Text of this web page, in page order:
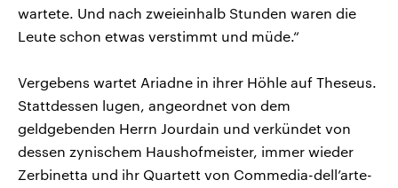
wartete. Und nach zweieinhalb Stunden waren die
Leute schon etwas verstimmt und müde.“
Vergebens wartet Ariadne in ihrer Höhle auf Theseus.
Stattdessen lugen, angeordnet von dem
geldgebenden Herrn Jourdain und verkündet von
dessen zynischem Haushofmeister, immer wieder
Zerbinetta und ihr Quartett von Commedia-dell’arte-